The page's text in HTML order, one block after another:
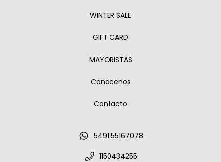
WINTER SALE
GIFT CARD
MAYORISTAS
Conocenos
Contacto
5491155167078
1150434255